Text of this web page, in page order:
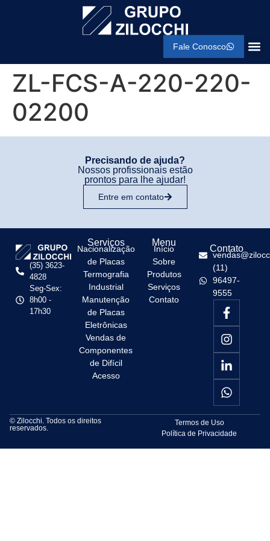
Fale Conosco
ZL-FCS-A-220-220-
02200
Precisando de ajuda?
Nossos profissionais estão
prontos para lhe ajudar!
Entre em contato
(35) 3623-
4828
Seg-Sex:
8h00 -
17h30
Serviços
Nacionalização
de Placas
Termografia
Industrial
Manutenção
de Placas
Eletrônicas
Vendas de
Componentes
de Difícil
Acesso
Menu
Início
Sobre
Produtos
Serviços
Contato
Contato
(11)
96497-
9555
© Zilocchi. Todos os direitos
reservados.
Termos de Uso
Política de Privacidade